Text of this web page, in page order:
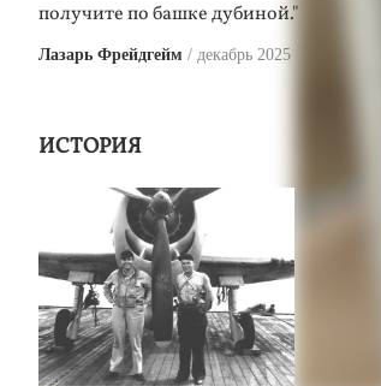
получите по башке дубиной."
Лазарь Фрейдгейм декабрь 2025
ИСТОРИЯ